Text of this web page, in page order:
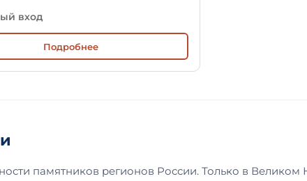
вход
Подробнее
памятников регионов России. Только в Великом